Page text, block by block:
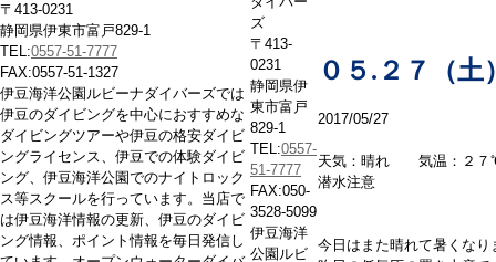
〒413-0231
静岡県伊東市富戸829-1
TEL:0557-51-7777
FAX:0557-51-1327
伊豆海洋公園ルビーナダイバーズでは
伊豆のダイビングを中心におすすめな
ダイビングツアーや伊豆の格安ダイビ
ングライセンス、伊豆での体験ダイビ
ング、伊豆海洋公園でのナイトロック
ス等スクールを行っています。当店で
は伊豆海洋情報の更新、伊豆のダイビ
ング情報、ポイント情報を毎日発信し
０５.２７（
2017/05/27
天気：晴れ 気温：２
潜水注意
今日はまた晴れて暑くなり
ズ
〒413-
0231
静岡県伊
東市富戸
829-1
TEL:0557-
51-7777
FAX:050-
3528-5099
伊豆海洋
公園ルビ